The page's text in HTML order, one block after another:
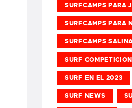
SURFCAMPS PARA
SURFCAMPS PARA
SURFCAMPS
SURF COMPETICION
SURF EN EL 2023
SURF NEWS